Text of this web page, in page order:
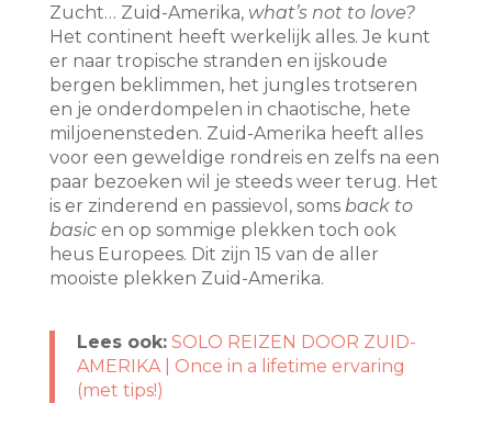
Zucht… Zuid-Amerika, what’s not to love?
Het continent heeft werkelijk alles. Je kunt
er naar tropische stranden en ijskoude
bergen beklimmen, het jungles trotseren
en je onderdompelen in chaotische, hete
miljoenensteden. Zuid-Amerika heeft alles
voor een geweldige rondreis en zelfs na een
paar bezoeken wil je steeds weer terug. Het
is er zinderend en passievol, soms back to
basicen op sommige plekken toch ook
heus Europees. Dit zijn 15 van de aller
mooiste plekken Zuid-Amerika.
Lees ook: SOLO REIZEN DOOR ZUID-
AMERIKA | Once in a lifetime ervaring
(met tips!)